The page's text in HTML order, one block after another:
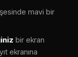
mavi bir
bir ekran
ekranına